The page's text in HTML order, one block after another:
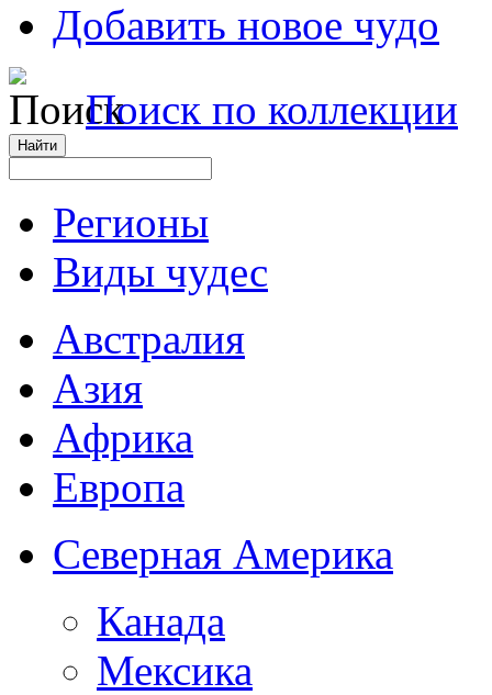
Добавить новое чудо
Поиск по коллекции
Регионы
Виды чудес
Австралия
Азия
Африка
Европа
Северная Америка
Канада
Мексика